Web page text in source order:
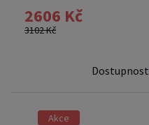
2606 Kč
3102 Kč
Akce